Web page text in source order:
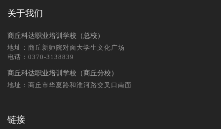
关于我们
商丘科达职业培训学校（总校）
地址：商丘新师院对面大学生文化广场
电话：0370-3138839
商丘科达职业培训学校（商丘分校）
地址：商丘市华夏路和淮河路交叉口南面
链接